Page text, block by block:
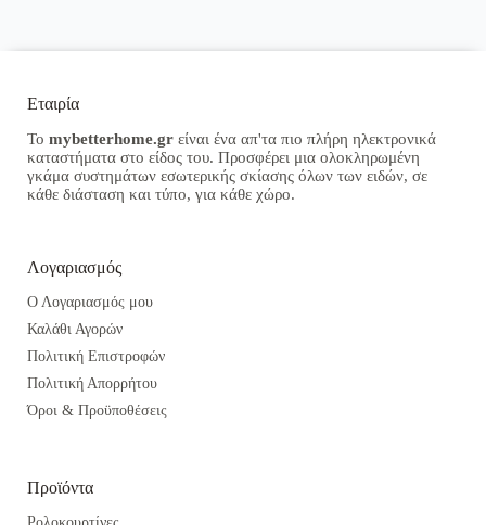
Εταιρία
Το mybetterhome.gr είναι ένα απ'τα πιο πλήρη ηλεκτρονικά
καταστήματα στο είδος του. Προσφέρει μια ολοκληρωμένη
γκάμα συστημάτων εσωτερικής σκίασης όλων των ειδών, σε
κάθε διάσταση και τύπο, για κάθε χώρο.
Λογαριασμός
Ο Λογαριασμός μου
Καλάθι Αγορών
Πολιτική Επιστροφών
Πολιτική Απορρήτου
Όροι & Προϋποθέσεις
Προϊόντα